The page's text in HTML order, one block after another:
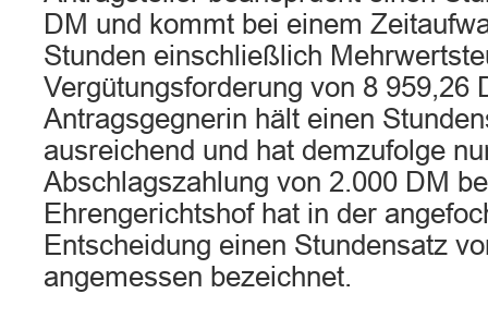
DM und kommt bei einem
Stunden einschließlich
Vergütungsforderung von 8 959,26
Antragsgegnerin hält einen
ausreichend und hat demzufolge
Abschlagszahlung von 2.000 DM
Ehrengerichtshof hat in der
Entscheidung einen Stundensatz
angemessen bezeichnet.